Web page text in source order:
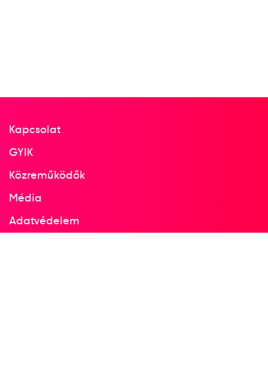
Kapcsolat
GYIK
Közreműködők
Média
Adatvédelem